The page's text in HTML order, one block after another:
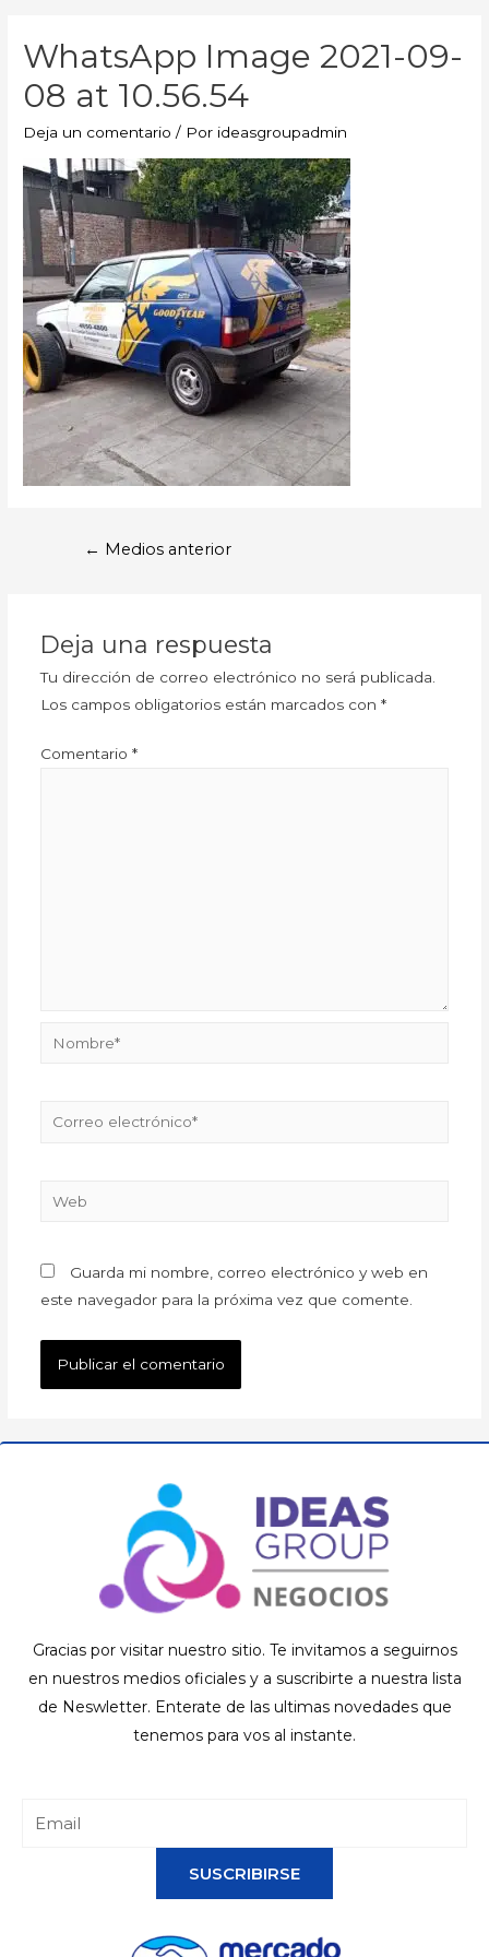
WhatsApp Image 2021-09-
08 at 10.56.54
Deja un comentario / Por ideasgroupadmin
← Medios anterior
Deja una respuesta
Tu dirección de correo electrónico no será publicada.
Los campos obligatorios están marcados con *
Comentario *
Guarda mi nombre, correo electrónico y web en
este navegador para la próxima vez que comente.
Gracias por visitar nuestro sitio. Te invitamos a seguirnos
en nuestros medios oficiales y a suscribirte a nuestra lista
de Neswletter. Enterate de las ultimas novedades que
tenemos para vos al instante.
SUSCRIBIRSE